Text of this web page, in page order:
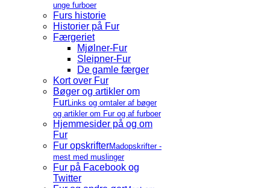
unge furboer
Furs historie
Historier på Fur
Færgeriet
Mjølner-Fur
Sleipner-Fur
De gamle færger
Kort over Fur
Bøger og artikler om
FurLinks og omtaler af bøger
og artikler om Fur og af furboer
Hjemmesider på og om
Fur
Fur opskrifterMadopskrifter -
mest med muslinger
Fur på Facebook og
Twitter